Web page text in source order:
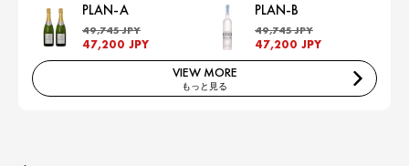
PLAN-A
49,745 JPY
47,200 JPY
PLAN-B
49,745 JPY
47,200 JPY
VIEW MORE
もっと見る